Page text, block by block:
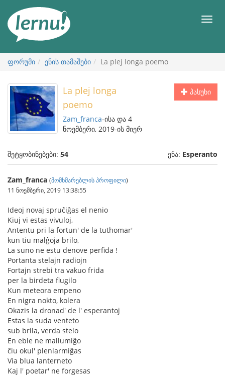
ნახვა
მენიუ
ფორუმი ენის თამაშები La plej longa poemo
პასუხი
La plej longa
poemo
Zam_franca-ისა და 4
ნოემბერი, 2019-ის მიერ
შეტყობინებები: 54 ენა: Esperanto
Zam_franca (მომხმარებლის პროფილი)
11 ნოემბერი, 2019 13:38:55
Ideoj novaj spruĉiĝas el nenio
Kiuj vi estas vivuloj,
Antentu pri la fortun' de la tuthomar'
kun tiu malĝoja brilo,
La suno ne estu denove perfida !
Portanta stelajn radiojn
Fortajn strebi tra vakuo frida
per la birdeta flugilo
Kun meteora empeno
En nigra nokto, kolera
Okazis la dronad' de l' esperantoj
Estas la suda venteto
sub brila, verda stelo
En eble ne mallumiĝo
ĉiu okul' plenlarmiĝas
Via blua lanterneto
Kaj l' poetar' ne forgesas